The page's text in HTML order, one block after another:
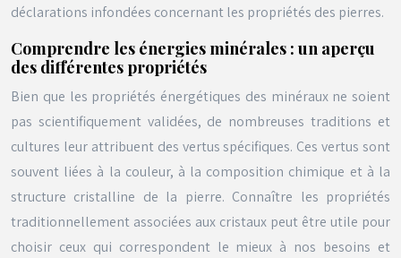
déclarations infondées concernant les propriétés des pierres.
Comprendre les énergies minérales : un aperçu
des différentes propriétés
Bien que les propriétés énergétiques des minéraux ne soient
pas scientifiquement validées, de nombreuses traditions et
cultures leur attribuent des vertus spécifiques. Ces vertus sont
souvent liées à la couleur, à la composition chimique et à la
structure cristalline de la pierre. Connaître les propriétés
traditionnellement associées aux cristaux peut être utile pour
choisir ceux qui correspondent le mieux à nos besoins et